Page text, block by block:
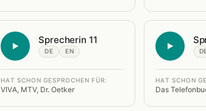
Sprecherin 11
DE EN
HAT SCHON GESPROCHEN FÜR:
VIVA, MTV, Dr. Oetker
HAT SCHON
Das